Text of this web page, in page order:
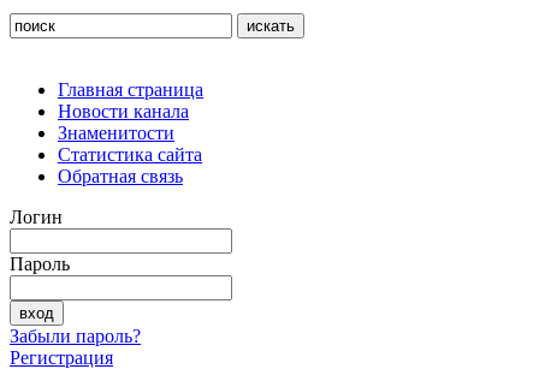
Главная страница
Новости канала
Знаменитости
Статистика сайта
Обратная связь
Логин
Пароль
Забыли пароль?
Регистрация